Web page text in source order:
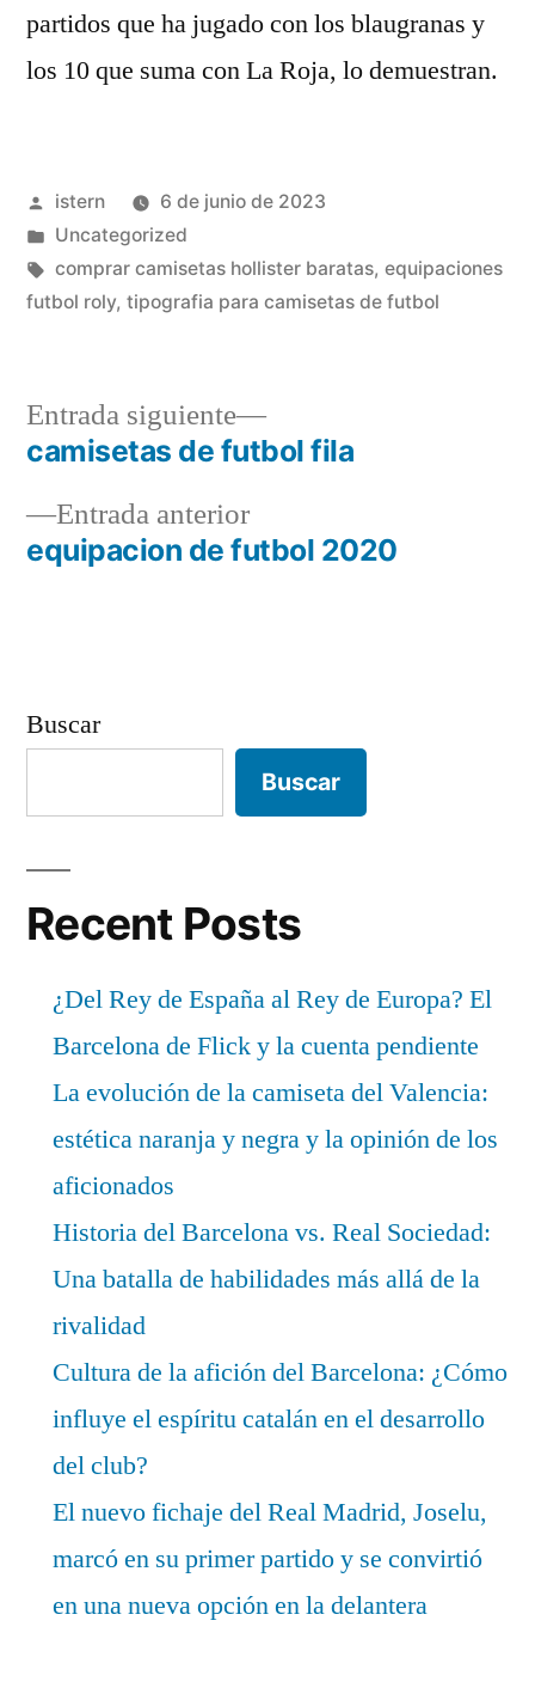
partidos que ha jugado con los blaugranas y
los 10 que suma con La Roja, lo demuestran.
Publicado
por
istern
6 de junio de 2023
Publicado
en
Uncategorized
Etiquetas:
comprar camisetas hollister baratas, equipaciones
futbol roly, tipografia para camisetas de futbol
Navegación
de
entradas
Entrada anteriorEntrada
anterior:
equipacion de futbol 2020
Entrada siguiente
Entrada
siguiente:
camisetas de futbol fila
Buscar
Buscar
Recent Posts
¿Del Rey de España al Rey de Europa? El
Barcelona de Flick y la cuenta pendiente
La evolución de la camiseta del Valencia:
estética naranja y negra y la opinión de los
aficionados
Historia del Barcelona vs. Real Sociedad:
Una batalla de habilidades más allá de la
rivalidad
Cultura de la afición del Barcelona: ¿Cómo
influye el espíritu catalán en el desarrollo
del club?
El nuevo fichaje del Real Madrid, Joselu,
marcó en su primer partido y se convirtió
en una nueva opción en la delantera